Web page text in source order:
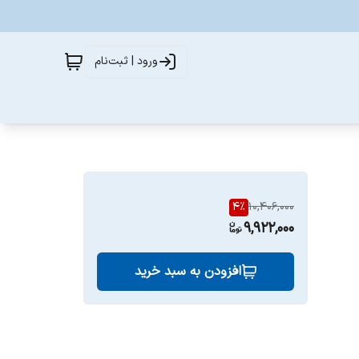
ورود | ثبت‌نام
10,406,000
4%
9,922,000
افزودن به سبد خرید